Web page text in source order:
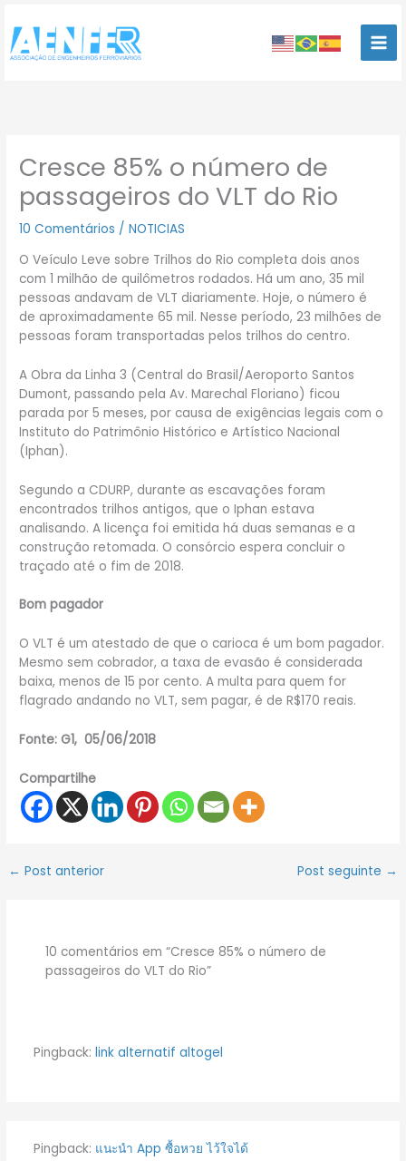
para
conteúdo
Cresce 85% o número de
passageiros do VLT do Rio
10 Comentários /NOTICIAS
O Veículo Leve sobre Trilhos do Rio completa dois anos
com 1 milhão de quilômetros rodados. Há um ano, 35 mil
pessoas andavam de VLT diariamente. Hoje, o número é
de aproximadamente 65 mil. Nesse período, 23 milhões de
pessoas foram transportadas pelos trilhos do centro.
A Obra da Linha 3 (Central do Brasil/Aeroporto Santos
Dumont, passando pela Av. Marechal Floriano) ficou
parada por 5 meses, por causa de exigências legais com o
Instituto do Patrimônio Histórico e Artístico Nacional
(Iphan).
Segundo a CDURP, durante as escavações foram
encontrados trilhos antigos, que o Iphan estava
analisando. A licença foi emitida há duas semanas e a
construção retomada. O consórcio espera concluir o
traçado até o fim de 2018.
Bom pagador
O VLT é um atestado de que o carioca é um bom pagador.
Mesmo sem cobrador, a taxa de evasão é considerada
baixa, menos de 15 por cento. A multa para quem for
flagrado andando no VLT, sem pagar, é de R$170 reais.
Fonte: G1, 05/06/2018
Compartilhe
← Post anterior Post seguinte →
10 comentários em “Cresce 85% o número de
passageiros do VLT do Rio”
Pingback: link alternatif altogel
Pingback: แนะนำ App ซื้อหวย ไว้ใจได้